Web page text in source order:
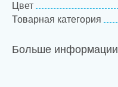
Цвет
Товарная категория
Больше информации